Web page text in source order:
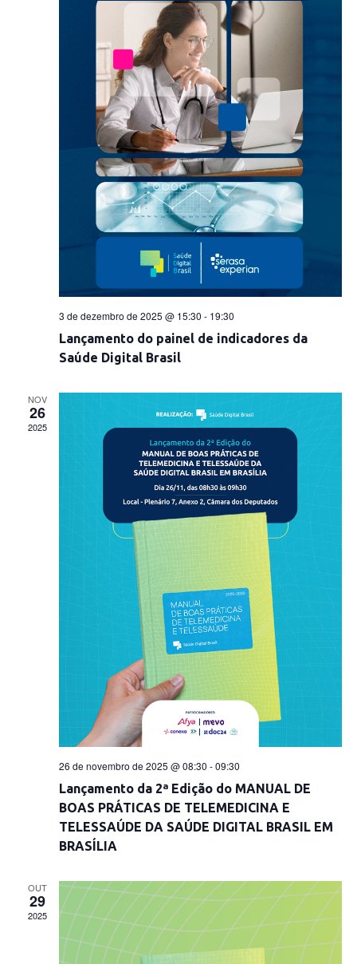
3 de dezembro de 2025 @ 15:30 - 19:30
Lançamento do painel de indicadores da
Saúde Digital Brasil
NOV
26
2025
26 de novembro de 2025 @ 08:30 -09:30
Lançamento da 2ª Edição do MANUAL DE
BOAS PRÁTICAS DE TELEMEDICINA E
TELESSAÚDE DA SAÚDE DIGITAL BRASIL EM
BRASÍLIA
OUT
29
2025